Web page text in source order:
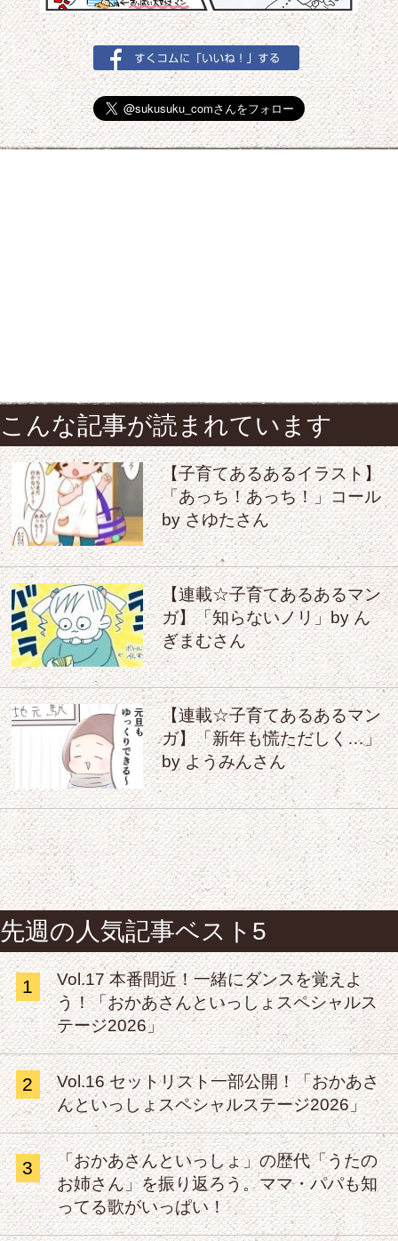
こんな記事が読まれています
【子育てあるあるイラスト】
「あっち！あっち！」コール
by さゆたさん
【連載☆子育てあるあるマン
ガ】「知らないノリ」by ん
ぎまむさん
【連載☆子育てあるあるマン
ガ】「新年も慌ただしく…」
by ようみんさん
先週の人気記事ベスト5
1
Vol.17 本番間近！一緒にダンスを覚えよ
う！「おかあさんといっしょスペシャルス
テージ2026」
2
Vol.16 セットリスト一部公開！「おかあさ
んといっしょスペシャルステージ2026」
3
「おかあさんといっしょ」の歴代「うたの
お姉さん」を振り返ろう。ママ・パパも知
ってる歌がいっぱい！